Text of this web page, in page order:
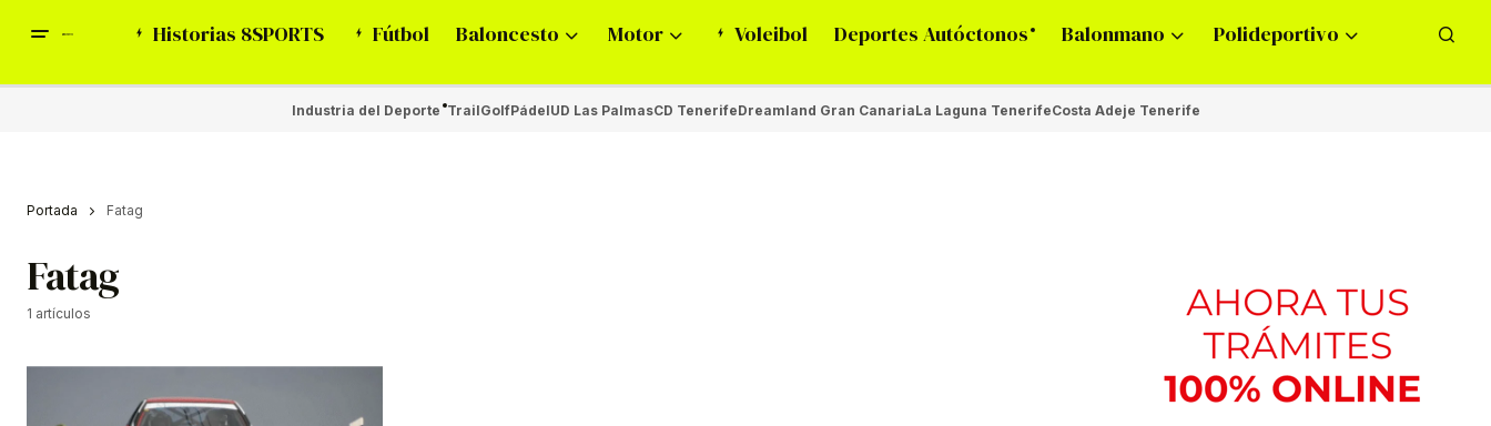
Historias 8SPORTS Fútbol Baloncesto Motor Voleibol Deportes Autóctonos Balonmano Polideportivo
Industria del Deporte TrailGolfPádelUD Las PalmasCD TenerifeDreamland Gran CanariaLa Laguna TenerifeCosta Adeje Tenerife
Portada Fatag
Fatag
1 artículos